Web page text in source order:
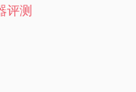
评测